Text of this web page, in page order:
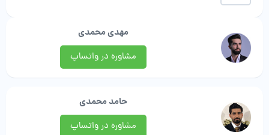
پاسارگاد
پارس
موکت
عدد
مهدی محمدی
مشاوره در واتساپ
حامد محمدی
مشاوره در واتساپ